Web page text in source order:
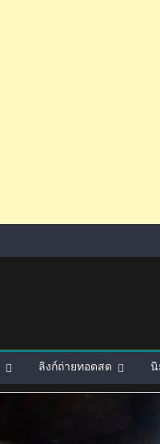
ลิงก์ถ่ายทอดสด นิ